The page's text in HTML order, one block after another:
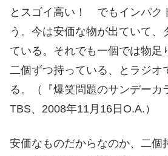
とスゴイ高い！ でもインパク
う。今は安価な物が出ていて、
ている。それでも一個では物足
二個ずつ持っている、とラジオ
る。（『爆笑問題のサンデーカ
TBS、2008年11月16日O.A.）
安価なものだからなのか、二個